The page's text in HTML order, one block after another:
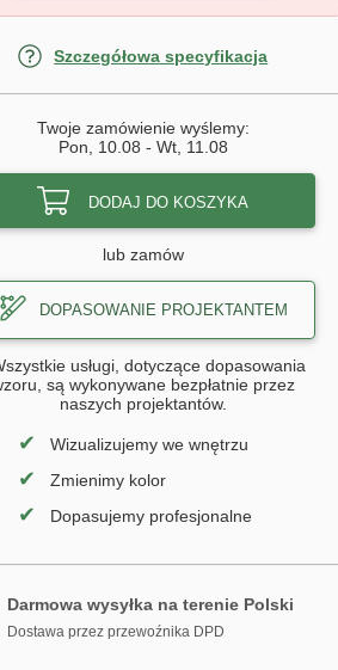
Szczegółowa specyfikacja
Twoje zamówienie wyślemy:
Pon, 10.08 - Wt, 11.08
DODAJ DO KOSZYKA
lub zamów
DOPASOWANIE PROJEKTANTEM
usługi, dotyczące dopasowania
są wykonywane bezpłatnie przez
naszych projektantów.
✔ Wizualizujemy we wnętrzu
✔ Zmienimy kolor
✔ Dopasujemy profesjonalne
Darmowa wysyłka na terenie Polski
Dostawa przez przewoźnika DPD